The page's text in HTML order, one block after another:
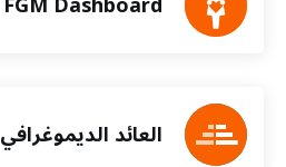
العائد الديموغرافي